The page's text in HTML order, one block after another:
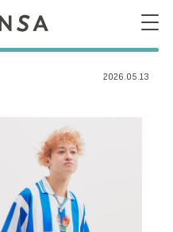
2026.05.13